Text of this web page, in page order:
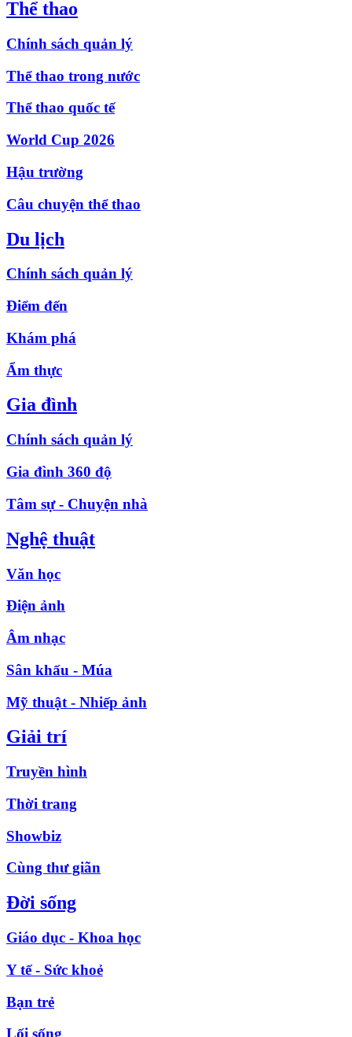
Thể thao
Chính sách quản lý
Thể thao trong nước
Thể thao quốc tế
World Cup 2026
Hậu trường
Câu chuyện thể thao
Du lịch
Chính sách quản lý
Điểm đến
Khám phá
Ẩm thực
Gia đình
Chính sách quản lý
Gia đình 360 độ
Tâm sự - Chuyện nhà
Nghệ thuật
Văn học
Điện ảnh
Âm nhạc
Sân khấu - Múa
Mỹ thuật - Nhiếp ảnh
Giải trí
Truyền hình
Thời trang
Showbiz
Cùng thư giãn
Đời sống
Giáo dục - Khoa học
Y tế - Sức khoẻ
Bạn trẻ